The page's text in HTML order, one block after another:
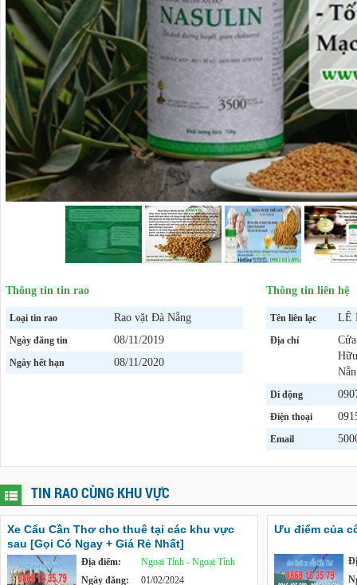
Thông tin tin rao
Loại tin rao Rao vặt Đà Nẵng
Ngày đăng tin 08/11/2019
Ngày hết hạn 08/11/2020
Thông tin liên hệ
Tên liên lạc LÊ
Địa chỉ
Nẵn
Di động
Điện thoại
Email
TIN RAO CÙNG KHU VỰC
Xe Cẩu Cần Thơ cho thuê tại các khu vực
sau [Gọi Có Ngay + Giá Rẻ Nhất]
Địa điểm:
Ngoại Tỉnh - Ngoại Tỉnh
Ngày đăng:
01/02/2024
Ưu điểm của